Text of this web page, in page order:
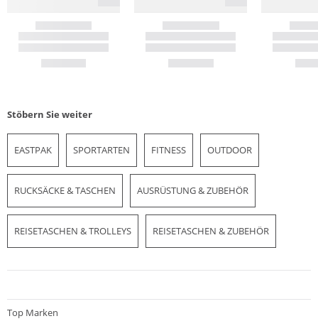
Stöbern Sie weiter
EASTPAK SPORTARTEN FITNESS OUTDOOR
RUCKSÄCKE & TASCHEN AUSRÜSTUNG & ZUBEHÖR
REISETASCHEN & TROLLEYS REISETASCHEN & ZUBEHÖR
Top Marken